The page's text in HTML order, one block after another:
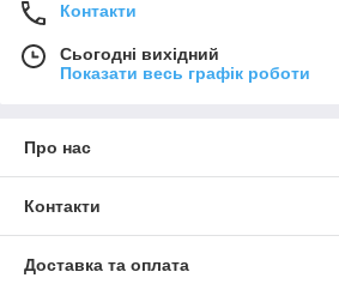
Контакти
Сьогодні вихідний
Показати весь графік роботи
Про нас
Контакти
Доставка та оплата